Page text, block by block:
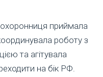
приймала
роботу з
та агітувала
на бік РФ.